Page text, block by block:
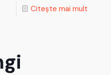
Citește mai mult